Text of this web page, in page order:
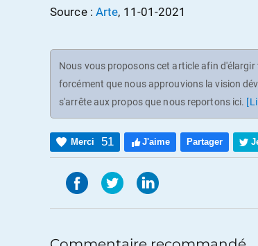
Source : Arte, 11-01-2021
Nous vous proposons cet article afin
forcément que nous approuvions la vision
s'arrête aux propos que nous reportons ici.
Merci 51 J'aime Partager